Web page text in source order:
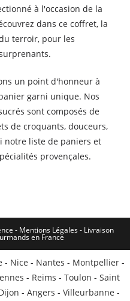
à l'occasion de la
dans ce coffret, la
terroir, pour les
un point d'honneur à
garni unique. Nos
sont composés de
de croquants, douceurs,
notre liste de paniers et
provençales.
- Mentions Légales - Livraison
en France
- Nice - Nantes - Montpellier -
- Reims - Toulon - Saint
- Angers - Villeurbanne -